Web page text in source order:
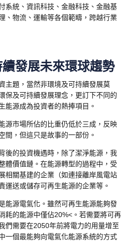
系統、資訊科技、金融科技、金融基
、物流、運輸等各個範疇，跨越行業
發展未來環球趨勢
主題，當然非環境及可持續發展莫
保及可持續發展理念，更訂下不同的
能源成為投資者的熱捧項目。
源市場所佔的比重仍低於三成，反映
間，但這只是故事的一部份。
後的投資機遇時，除了潔淨能源，我
體價值鏈。在能源轉型的過程中，受
相關基建的企業（如連接離岸風電站
運送或儲存可再生能源的企業等。
能源電氣化。雖然可再生能源能夠發
耗的能源中僅佔20%<。若需要將可再
們需要在2050年前將電力的用量增至
一個最能夠向電氣化能源系統的方式